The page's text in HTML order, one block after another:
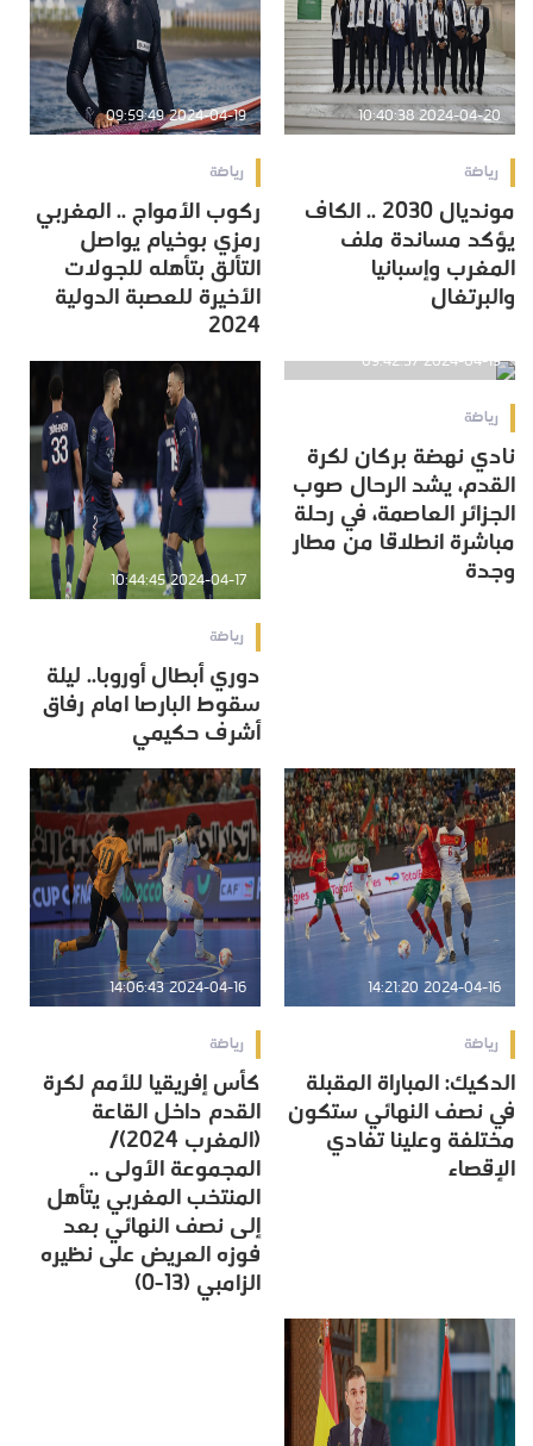
2024-04-20 10:40:38
رياضة
مونديال 2030 .. الكاف
يؤكد مساندة ملف
المغرب وإسبانيا
والبرتغال
2024-04-19 09:59:49
رياضة
ركوب الأمواج .. المغربي
رمزي بوخيام يواصل
التألق بتأهله للجولات
الأخيرة للعصبة الدولية
2024
2024-04-19 09:42:37
رياضة
نادي نهضة بركان لكرة
القدم، يشد الرحال صوب
الجزائر العاصمة، في رحلة
مباشرة انطلاقا من مطار
وجدة 2024-04-17 10:44:45
رياضة
دوري أبطال أوروبا.. ليلة
سقوط البارصا امام رفاق
أشرف حكيمي
2024-04-16 14:21:20
رياضة
الدكيك: المباراة المقبلة
في نصف النهائي ستكون
مختلفة وعلينا تفادي
الإقصاء
2024-04-16 14:06:43
رياضة
كأس إفريقيا للأمم لكرة
القدم داخل القاعة
(المغرب 2024)/
المجموعة الأولى ..
المنتخب المغربي يتأهل
إلى نصف النهائي بعد
فوزه العريض على نظيره
الزامبي (13-0)